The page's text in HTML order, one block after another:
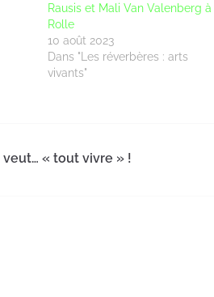
Rausis et Mali Van Valenberg à
Rolle
10 août 2023
Dans "Les réverbères : arts
vivants"
« tout vivre » !